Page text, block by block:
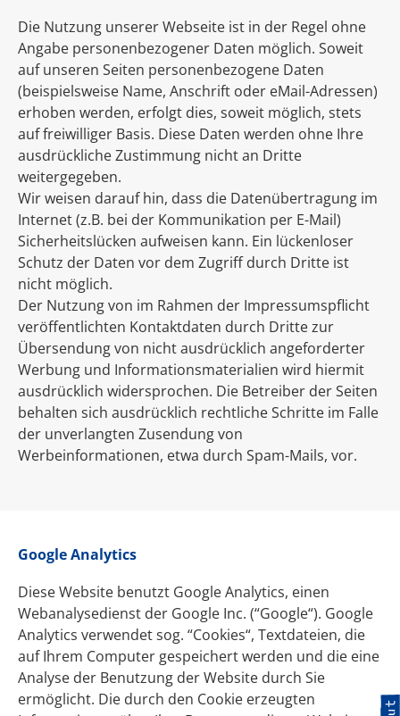
Die Nutzung unserer Webseite ist in der Regel ohne
Angabe personenbezogener Daten möglich. Soweit
auf unseren Seiten personenbezogene Daten
(beispielsweise Name, Anschrift oder eMail-Adressen)
erhoben werden, erfolgt dies, soweit möglich, stets
auf freiwilliger Basis. Diese Daten werden ohne Ihre
ausdrückliche Zustimmung nicht an Dritte
weitergegeben.
Wir weisen darauf hin, dass die Datenübertragung im
Internet (z.B. bei der Kommunikation per E-Mail)
Sicherheitslücken aufweisen kann. Ein lückenloser
Schutz der Daten vor dem Zugriff durch Dritte ist
nicht möglich.
Der Nutzung von im Rahmen der Impressumspflicht
veröffentlichten Kontaktdaten durch Dritte zur
Übersendung von nicht ausdrücklich angeforderter
Werbung und Informationsmaterialien wird hiermit
ausdrücklich widersprochen. Die Betreiber der Seiten
behalten sich ausdrücklich rechtliche Schritte im Falle
der unverlangten Zusendung von
Werbeinformationen, etwa durch Spam-Mails, vor.
Google Analytics
Diese Website benutzt Google Analytics, einen
Webanalysedienst der Google Inc. (“Google“). Google
Analytics verwendet sog. “Cookies“, Textdateien, die
auf Ihrem Computer gespeichert werden und die eine
Analyse der Benutzung der Website durch Sie
ermöglicht. Die durch den Cookie erzeugten